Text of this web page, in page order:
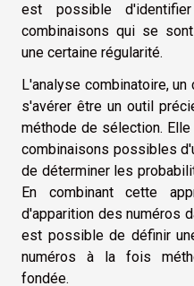
est possible
combinaisons qui se
une certaine régularité.
L'analyse combinatoire,
s'avérer être un outil
méthode de sélection.
combinaisons possibles
de déterminer les
En combinant cette
d'apparition des numéros
est possible de définir
numéros à la fois
fondée.